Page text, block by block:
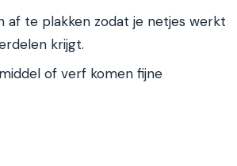
af te plakken zodat je netjes werkt
krijgt.
of verf komen fijne